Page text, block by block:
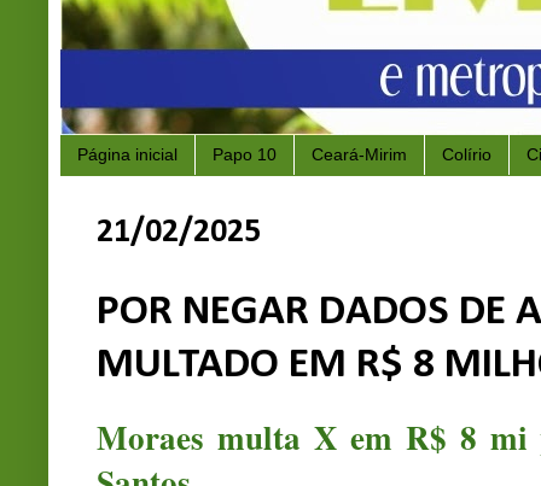
Página inicial Papo 10 Ceará-Mirim Colírio
21/02/2025
POR NEGAR DADOS DE
MULTADO EM R$ 8
Moraes multa X em R$ 8 mi